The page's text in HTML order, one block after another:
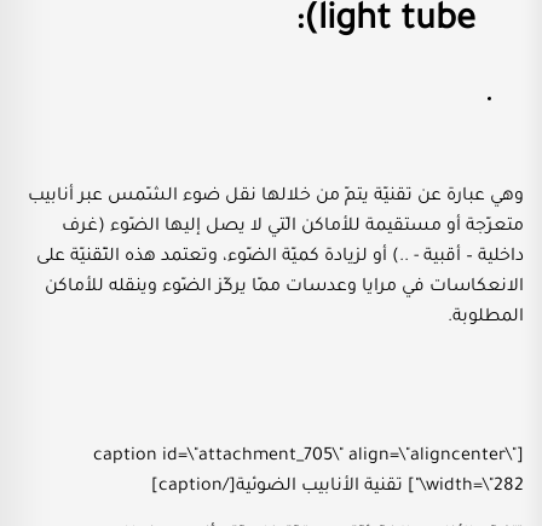
light tube):
وهي عبارة عن تقنيّة يتمّ من خلالها نقل ضوء الشّمس عبر أنابيب
متعرّجة أو مستقيمة للأماكن الّتي لا يصل إليها الضّوء (غرف
داخلية – أقبية - ..) أو لزيادة كميّة الضّوء، وتعتمد هذه التّقنيّة على
الانعكاسات في مرايا وعدسات ممّا يركّز الضّوء وينقله للأماكن
المطلوبة.
[caption id=\"attachment_705\" align=\"aligncenter\"
width=\"282\"] تقنية الأنابيب الضوئية[/caption]